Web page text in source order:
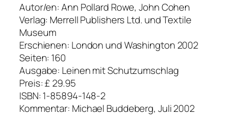
Autor/en: Ann Pollard Rowe, John Cohen
Verlag: Merrell Publishers Ltd. und Textile
Museum
Erschienen: London und Washington 2002
Seiten: 160
Ausgabe: Leinen mit Schutzumschlag
Preis: £ 29.95
ISBN: 1-85894-148-2
Kommentar: Michael Buddeberg, Juli 2002